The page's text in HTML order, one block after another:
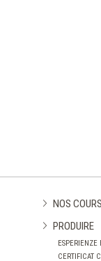
NOS COURS
PRODUIRE
ESPERIENZE
CERTIFICAT